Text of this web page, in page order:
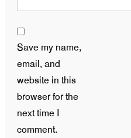
Save my name,
email, and
website in this
browser for the
next time I
comment.